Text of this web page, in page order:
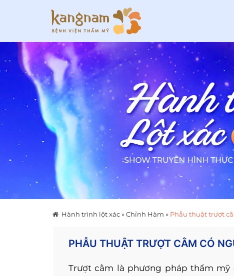
Hành trình lột xác»Chỉnh Hàm » Phẫu thuật trượt
PHẪU THUẬT TRƯỢT CẰM CÓ
Trượt cằm là phương pháp thẩm